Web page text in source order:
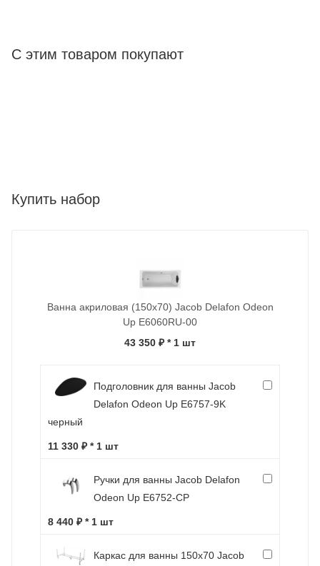
С этим товаром покупают
Купить набор
Ванна акриловая (150х70) Jacob Delafon Odeon
Up E6060RU-00
43 350 ₽ * 1 шт
Подголовник для ванны Jacob
Delafon Odeon Up E6757-9K
черный
11 330 ₽ * 1 шт
Ручки для ванны Jacob Delafon
Odeon Up E6752-CP
8 440 ₽ * 1 шт
Каркас для ванны 150х70 Jacob